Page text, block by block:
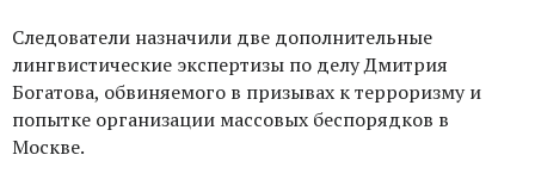
Следователи назначили две дополнительные
лингвистические экспертизы по делу Дмитрия
Богатова, обвиняемого в призывах к терроризму и
попытке организации массовых беспорядков в
Москве.